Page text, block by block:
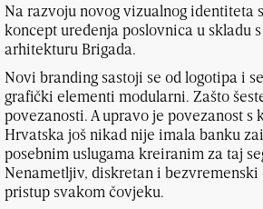
Na razvoju novog vizualnog identiteta
koncept uređenja poslovnica u skladu
arhitekturu Brigada.
Novi branding sastoji se od logotipa i
grafički elementi modularni. Zašto
povezanosti. A upravo je povezanost
Hrvatska još nikad nije imala banku
posebnim uslugama kreiranim za taj
Nenametljiv, diskretan i
pristup svakom čovjeku.